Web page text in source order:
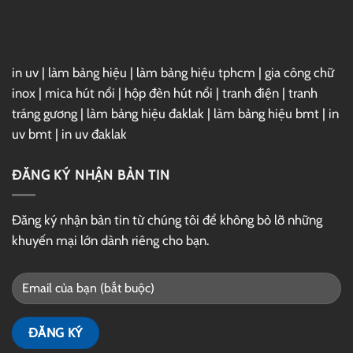
in uv | làm bảng hiệu | làm bảng hiệu tphcm | gia công chữ
inox | mica hút nổi | hộp đèn hút nổi | tranh điện | tranh
tráng gương | làm bảng hiệu đaklak | làm bảng hiệu bmt | in
uv bmt | in uv đaklak
ĐĂNG KÝ NHẬN BẢN TIN
Đăng ký nhận bản tin từ chúng tôi để không bỏ lỡ những
khuyến mại lớn dành riêng cho bạn.